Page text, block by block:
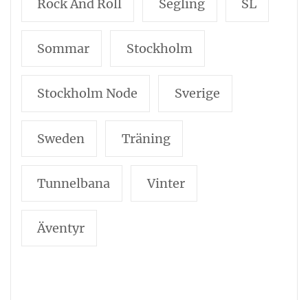
Rock And Roll Segling SL
Sommar Stockholm
Stockholm Node Sverige
Sweden Träning
Tunnelbana Vinter
Äventyr